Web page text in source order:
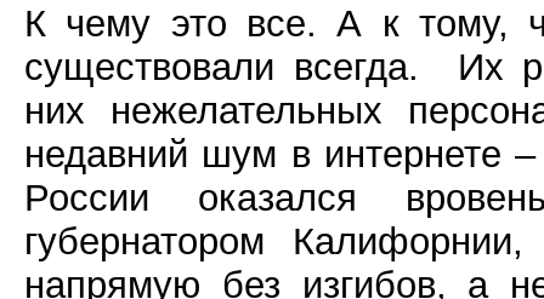
К чему это все. А к тому,
существовали всегда.
Их
них нежелательных
недавний шум в интернете
России оказался
губернатором
напрямую без изгибов, а